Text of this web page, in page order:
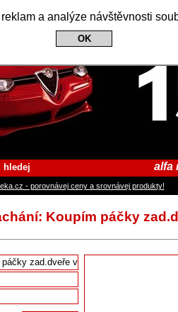
a analýze návštěvnosti
OK
Romeo 156
hledej alfa
- porovnávej ceny a srovnávej produkty!
Koupím páčky